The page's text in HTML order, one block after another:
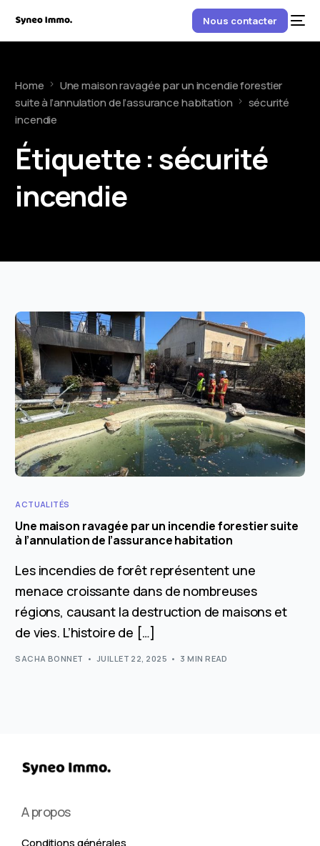
Nous contacter
Home
Une maison ravagée par un incendie forestier
suite à l’annulation de l’assurance habitation
sécurité
incendie
Étiquette :sécurité
incendie
ACTUALITÉS
Une maison ravagée par un incendie forestier suite
à l’annulation de l’assurance habitation
Les incendies de forêt représentent une
menace croissante dans de nombreuses
régions, causant la destruction de maisons et
de vies. L’histoire de […]
SACHA BONNET JUILLET 22, 2025 3 MIN READ
A propos
Conditions générales